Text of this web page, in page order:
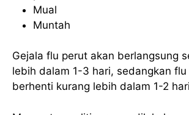
Mual
Muntah
Gejala flu perut akan berlangsung
lebih dalam 1-3 hari, sedangkan
berhenti kurang lebih dalam 1-2